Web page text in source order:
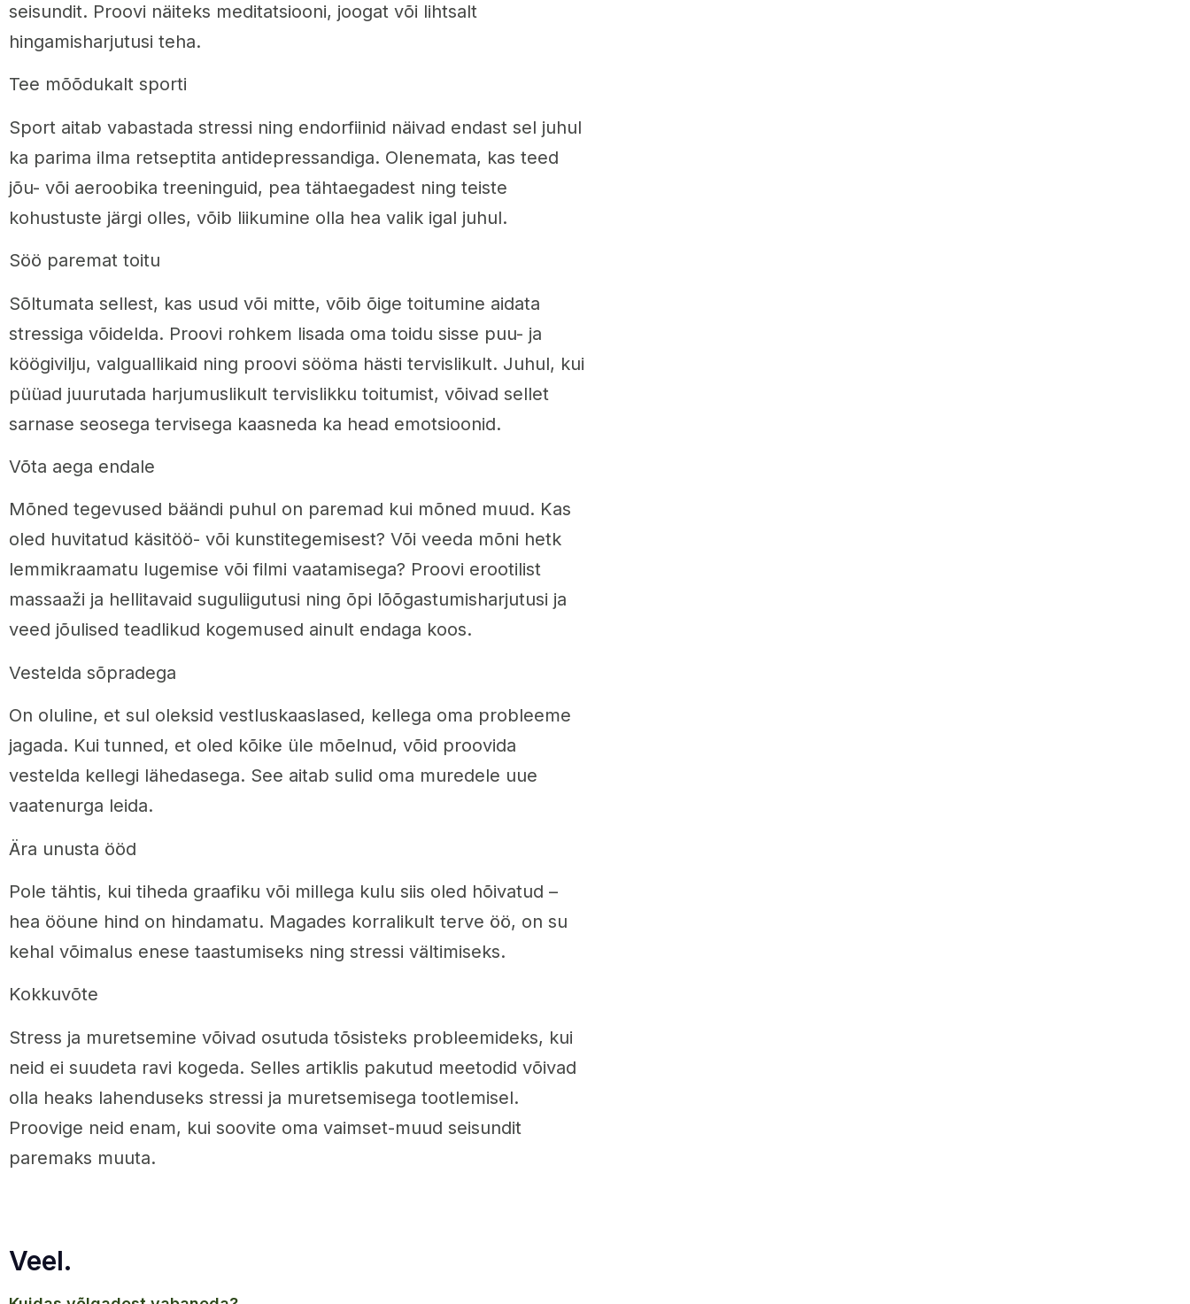
seisundit. Proovi näiteks meditatsiooni, joogat või lihtsalt
hingamisharjutusi teha.
Tee mõõdukalt sporti
Sport aitab vabastada stressi ning endorfiinid näivad endast sel juhul
ka parima ilma retseptita antidepressandiga. Olenemata, kas teed
jõu- või aeroobika treeninguid, pea tähtaegadest ning teiste
kohustuste järgi olles, võib liikumine olla hea valik igal juhul.
Söö paremat toitu
Sõltumata sellest, kas usud või mitte, võib õige toitumine aidata
stressiga võidelda. Proovi rohkem lisada oma toidu sisse puu- ja
köögivilju, valguallikaid ning proovi sööma hästi tervislikult. Juhul, kui
püüad juurutada harjumuslikult tervislikku toitumist, võivad sellet
sarnase seosega tervisega kaasneda ka head emotsioonid.
Võta aega endale
Mõned tegevused bäändi puhul on paremad kui mõned muud. Kas
oled huvitatud käsitöö- või kunstitegemisest? Või veeda mõni hetk
lemmikraamatu lugemise või filmi vaatamisega? Proovi erootilist
massaaži ja hellitavaid suguliigutusi ning õpi lõõgastumisharjutusi ja
veed jõulised teadlikud kogemused ainult endaga koos.
Vestelda sõpradega
On oluline, et sul oleksid vestluskaaslased, kellega oma probleeme
jagada. Kui tunned, et oled kõike üle mõelnud, võid proovida
vestelda kellegi lähedasega. See aitab sulid oma muredele uue
vaatenurga leida.
Ära unusta ööd
Pole tähtis, kui tiheda graafiku või millega kulu siis oled hõivatud –
hea ööune hind on hindamatu. Magades korralikult terve öö, on su
kehal võimalus enese taastumiseks ning stressi vältimiseks.
Kokkuvõte
Stress ja muretsemine võivad osutuda tõsisteks probleemideks, kui
neid ei suudeta ravi kogeda. Selles artiklis pakutud meetodid võivad
olla heaks lahenduseks stressi ja muretsemisega tootlemisel.
Proovige neid enam, kui soovite oma vaimset-muud seisundit
paremaks muuta.
Veel.